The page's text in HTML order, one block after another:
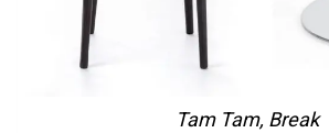
Tam Tam, Break